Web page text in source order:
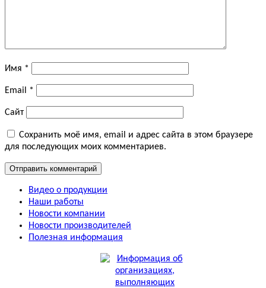
Имя *
Email *
Сайт
Сохранить моё имя, email и адрес сайта в этом браузере
для последующих моих комментариев.
Видео о продукции
Наши работы
Новости компании
Новости производителей
Полезная информация